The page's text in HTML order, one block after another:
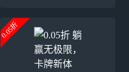
0.05折